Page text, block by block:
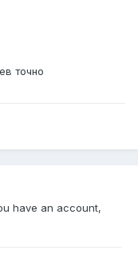
точно
have an account,